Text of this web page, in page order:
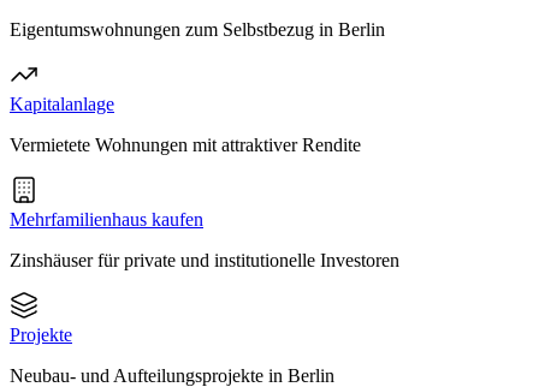
Eigentumswohnungen zum Selbstbezug in Berlin
Kapitalanlage
Vermietete Wohnungen mit attraktiver Rendite
Mehrfamilienhaus kaufen
Zinshäuser für private und institutionelle Investoren
Projekte
Neubau- und Aufteilungsprojekte in Berlin